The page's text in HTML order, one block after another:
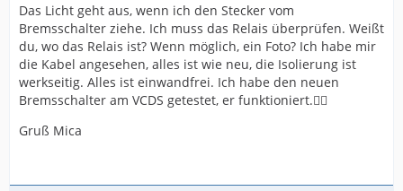
Nein : Strom kommt woanders her (Relais, Verkabelung,
Kurzschluss).
VG
didi
Das Licht geht aus, wenn ich den Stecker vom
Bremsschalter ziehe. Ich muss das Relais überprüfen. Weißt
du, wo das Relais ist? Wenn möglich, ein Foto? Ich habe mir
die Kabel angesehen, alles ist wie neu, die Isolierung ist
werkseitig. Alles ist einwandfrei. Ich habe den neuen
Bremsschalter am VCDS getestet, er funktioniert.🤦‍♂️
Gruß Mica